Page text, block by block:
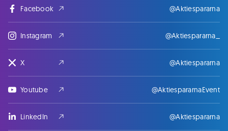
Facebook @Aktiespararna
Instagram @Aktiespararna_
X @Aktiespararna
Youtube @AktiespararnaEvent
LinkedIn @Aktiespararna